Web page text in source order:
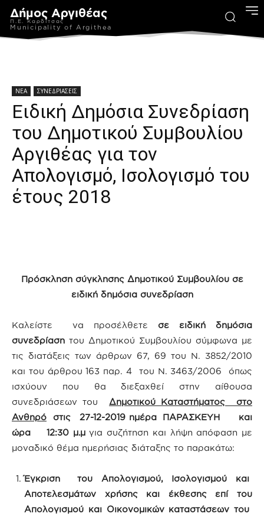
Δήμος Αργιθέας
Π.Ε. Καρδίτσας
Municipality of Argithea
ΝΕΑ ΣΥΝΕΔΡΙΑΣΕΙΣ
Ειδική Δημόσια Συνεδρίαση
του Δημοτικού Συμβουλίου
Αργιθέας για τον
Απολογισμό, Ισολογισμό του
έτους 2018
Πρόσκληση σύγκλησης Δημοτικού Συμβουλίου σε
ειδική δημόσια συνεδρίαση
Καλείστε να προσέλθετε σε ειδική δημόσια
συνεδρίαση του Δημοτικού Συμβουλίου σύμφωνα με
τις διατάξεις των άρθρων 67, 69 του Ν. 3852/2010
και του άρθρου 163 παρ. 4 του Ν. 3463/2006 όπως
ισχύουν που θα διεξαχθεί στην αίθουσα
συνεδριάσεων του Δημοτικού Καταστήματος στο
Ανθηρό στις 27-12-2019 ημέρα ΠΑΡΑΣΚΕΥΗ και
ώρα 12:30 μ.μγια συζήτηση και λήψη απόφαση με
μοναδικό θέμα ημερήσιας διάταξης το παρακάτω:
Έγκριση του Απολογισμού, Ισολογισμού και
Αποτελεσμάτων χρήσης και έκθεσης επί του
Απολογισμού και Οικονομικών καταστάσεων του